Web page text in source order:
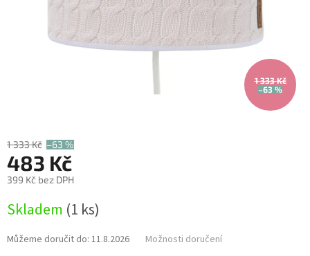
1 333 Kč
–63 %
1 333 Kč –63 %
483 Kč
399 Kč bez DPH
cena:
Skladem (1 ks)
Můžeme doručit do: 11.8.2026 Možnosti doručení